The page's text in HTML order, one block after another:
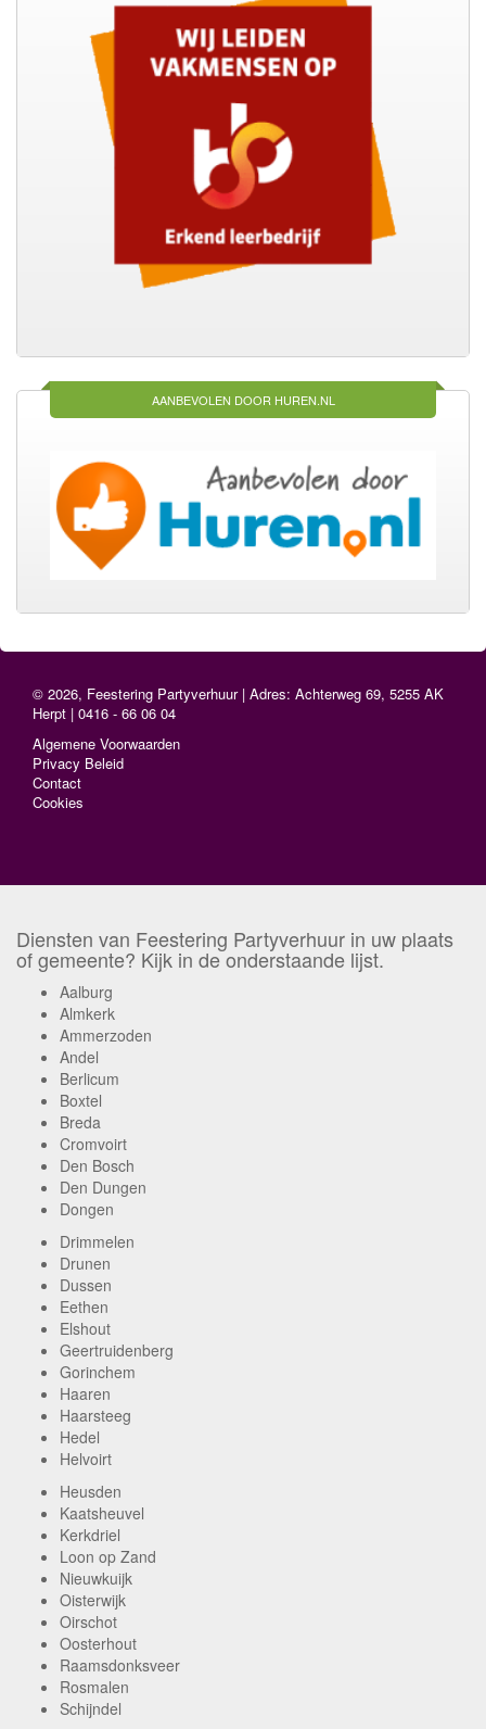
AANBEVOLEN DOOR HUREN.NL
© 2026, Feestering Partyverhuur | Adres: Achterweg 69, 5255 AK
Herpt | 0416 - 66 06 04
Algemene Voorwaarden
Privacy Beleid
Contact
Cookies
Diensten van Feestering Partyverhuur in uw plaats
of gemeente? Kijk in de onderstaande lijst.
Aalburg
Almkerk
Ammerzoden
Andel
Berlicum
Boxtel
Breda
Cromvoirt
Den Bosch
Den Dungen
Dongen
Drimmelen
Drunen
Dussen
Eethen
Elshout
Geertruidenberg
Gorinchem
Haaren
Haarsteeg
Hedel
Helvoirt
Heusden
Kaatsheuvel
Kerkdriel
Loon op Zand
Nieuwkuijk
Oisterwijk
Oirschot
Oosterhout
Raamsdonksveer
Rosmalen
Schijndel